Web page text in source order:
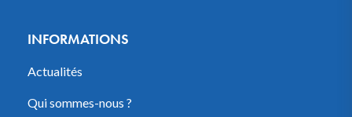
INFORMATIONS
Actualités
Qui sommes-nous ?